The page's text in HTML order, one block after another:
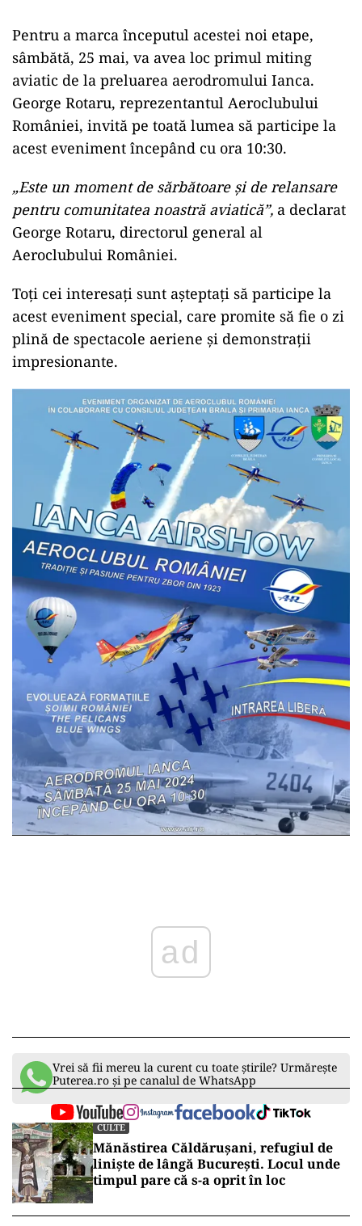
Pentru a marca începutul acestei noi etape,
sâmbătă, 25 mai, va avea loc primul miting
aviatic de la preluarea aerodromului Ianca.
George Rotaru, reprezentantul Aeroclubului
României, invită pe toată lumea să participe la
acest eveniment începând cu ora 10:30.
„Este un moment de sărbătoare și de relansare
pentru comunitatea noastră aviatică”, a declarat
George Rotaru, directorul general al
Aeroclubului României.
Toți cei interesați sunt așteptați să participe la
acest eveniment special, care promite să fie o zi
plină de spectacole aeriene și demonstrații
impresionante.
ad
Vrei să fii mereu la curent cu toate știrile? Urmărește
Puterea.ro și pe canalul de WhatsApp
CULTE
Mănăstirea Căldărușani, refugiul de
liniște de lângă București. Locul unde
timpul pare că s-a oprit în loc